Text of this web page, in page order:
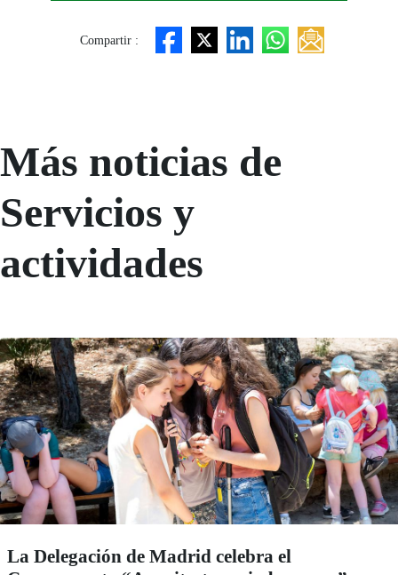
Compartir :
Más noticias de
Servicios y
actividades
La Delegación de Madrid celebra el